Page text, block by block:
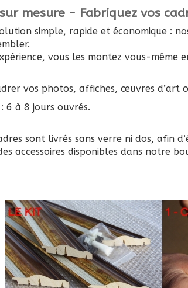
mesure - Fabriquez vos
simple, rapide et économique :
vous les montez vous-
vos photos, affiches, œuvres d’art
: 6 à 8 jours ouvrés.
sont livrés sans verre ni dos, afin
accessoires disponibles dans notre